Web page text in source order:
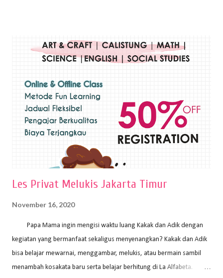
menggunakan bahan dasar cat air, cat akrilik, atau cat minyak dengan
sapuan warna cat yang tebal. Dengan memberikan sapuan warna
pelukis untuk menghasilkan lukisan yang mempesona dan tentunya
bernilai tinggi. Ciri teknik plakat Ciri-ciri teknik plakat, yaitu: Sapuan
warna yang kental dan tebal. Hasil lukisan menutupi seluruh bagian
medianya Mem...
Les Privat Melukis Jakarta Timur
November 16, 2020
Papa Mama ingin mengisi waktu luang Kakak dan Adik dengan
kegiatan yang bermanfaat sekaligus menyenangkan? Kakak dan Adik
bisa belajar mewarnai, menggambar, melukis, atau bermain sambil
menambah kosakata baru serta belajar berhitung di La Alfabeta.